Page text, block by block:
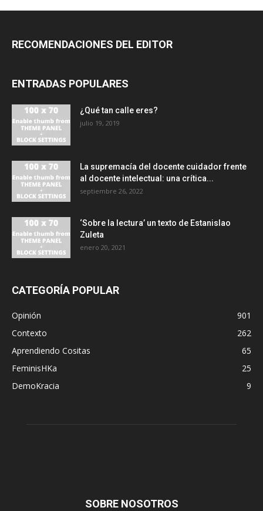
RECOMENDACIONES DEL EDITOR
ENTRADAS POPULARES
¿Qué tan calle eres?
julio 19, 2019
La supremacía del docente cuidador frente
al docente intelectual: una crítica...
septiembre 26, 2022
‘Sobre la lectura’ un texto de Estanislao
Zuleta
enero 20, 2021
CATEGORÍA POPULAR
Opinión
901
Contexto
262
Aprendiendo Cositas
65
FeminisHKa
25
DemoKracia
9
SOBRE NOSOTROS